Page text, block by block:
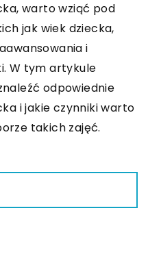
warto wziąć pod
jak wiek dziecka,
i
W tym artykule
odpowiednie
i jakie czynniki warto
takich zajęć.